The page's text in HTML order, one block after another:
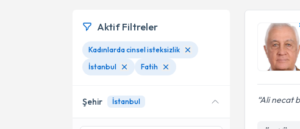
Ali necat
Aktif Filtreler
Kadınlarda cinsel isteksizlik
İstanbul
Fatih
Şehir İstanbul